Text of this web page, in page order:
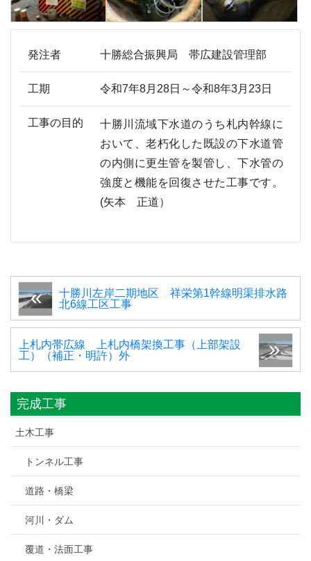
発注者 十勝総合振興局 帯広建設管理部
工期 令和7年8月28日～令和8年3月23日
工事の目的
十勝川流域下水道のうち札内幹線に
おいて、老朽化した既設の下水道管
の内側に更生管を製管し、下水管の
強度と機能を回復させた工事です。
(矢本 正道）
十勝川左岸二期地区 祥栄第1幹線明渠排水路
北6線工区工事
上札内帯広線 上札内橋架換工事（上部架設
工）（補正・明許）外
完成工事
土木工事
トンネル工事
道路・橋梁
河川・ダム
覆道・法面工事